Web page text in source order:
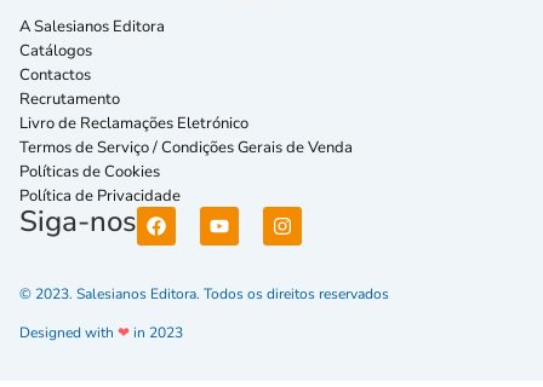
A Salesianos Editora
Catálogos
Contactos
Recrutamento
Livro de Reclamações Eletrónico
Termos de Serviço / Condições Gerais de Venda
Políticas de Cookies
Política de Privacidade
Siga-nos
© 2023. Salesianos Editora. Todos os direitos reservados
Designed with ❤in 2023